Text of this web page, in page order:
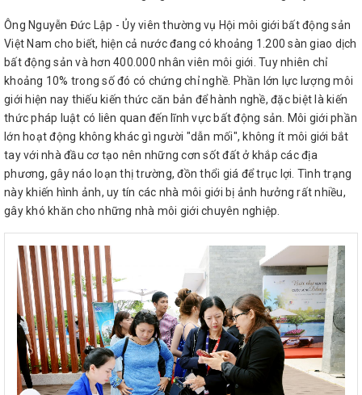
Ông Nguyễn Đức Lập - Ủy viên thường vụ Hội môi giới bất động sản
Việt Nam cho biết, hiện cả nước đang có khoảng 1.200 sàn giao dịch
bất động sản và hơn 400.000 nhân viên môi giới. Tuy nhiên chỉ
khoảng 10% trong số đó có chứng chỉ nghề. Phần lớn lực lượng môi
giới hiện nay thiếu kiến thức căn bản để hành nghề, đặc biệt là kiến
thức pháp luật có liên quan đến lĩnh vực bất động sản. Môi giới phần
lớn hoạt động không khác gì người "dẫn mối", không ít môi giới bắt
tay với nhà đầu cơ tạo nên những cơn sốt đất ở khắp các địa
phương, gây náo loạn thị trường, đồn thổi giá để trục lợi. Tình trạng
này khiến hình ảnh, uy tín các nhà môi giới bị ảnh hưởng rất nhiều,
gây khó khăn cho những nhà môi giới chuyên nghiệp.